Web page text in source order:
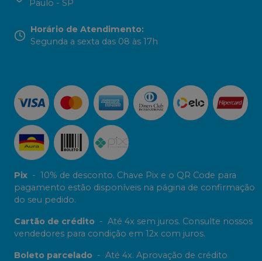
Paulo - SP
Horário de Atendimento:
Segunda a sexta das 08 às 17h
Pix - 10% de desconto. Chave Pix e o QR Code para
pagamento estão disponíveis na página de confirmação
do seu pedido.
Cartão de crédito - Até 4x sem juros. Consulte nossos
vendedores para condição em 12x com juros.
Boleto parcelado - Até 4x. Aprovação de crédito